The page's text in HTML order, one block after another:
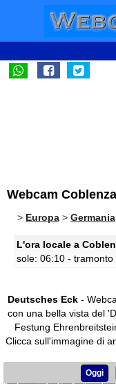
Webcam
> Europa > Germania
L'ora locale a
sole: 06:10 - tramonto
Deutsches Eck-
con una bella vista del
Festung
Clicca sull'immagine di
Oggi